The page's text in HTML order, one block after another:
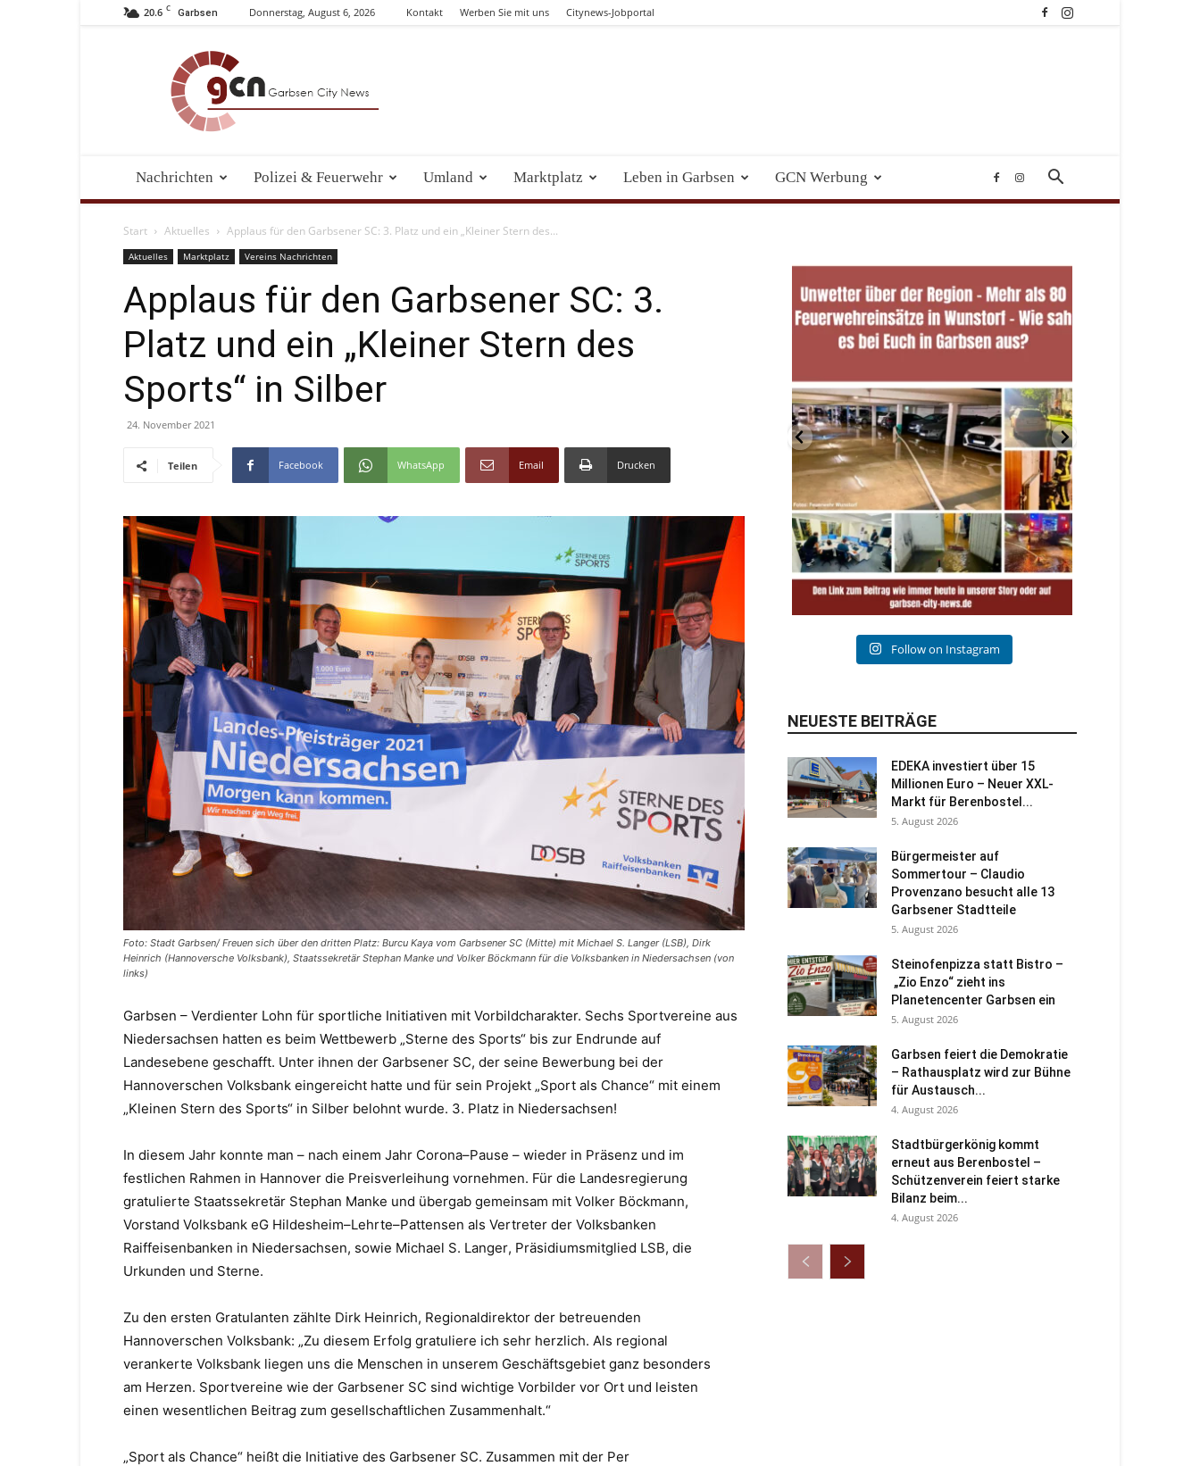
20.6 C Garbsen Donnerstag, August 6, 2026 Kontakt Werben Sie mit uns Citynews-Jobportal
News
Nachrichten Polizei & Feuerwehr Umland Marktplatz Leben in Garbsen GCN Werbung
Start Aktuelles Applaus für den Garbsener SC: 3. Platz und ein „Kleiner Stern des...
Aktuelles Marktplatz Vereins Nachrichten
Applaus für den Garbsener SC: 3.
Platz und ein „Kleiner Stern des
Sports“ in Silber
24. November 2021
Teilen Facebook WhatsApp Email Drucken
Foto: Stadt Garbsen/ Freuen sich über den dritten Platz: Burcu Kaya vom Garbsener SC (Mitte) mit Michael S. Langer (LSB), Dirk
Heinrich (Hannoversche Volksbank), Staatssekretär Stephan Manke und Volker Böckmann für die Volksbanken in Niedersachsen (von
links)
Garbsen – Verdienter Lohn für sportliche Initiativen mit Vorbildcharakter. Sechs Sportvereine aus
Niedersachsen hatten es beim Wettbewerb „Sterne des Sports“ bis zur Endrunde auf
Landesebene geschafft. Unter ihnen der Garbsener SC, der seine Bewerbung bei der
Hannoverschen Volksbank eingereicht hatte und für sein Projekt „Sport als Chance“ mit einem
„Kleinen Stern des Sports“ in Silber belohnt wurde. 3. Platz in Niedersachsen!
In diesem Jahr konnte man – nach einem Jahr Corona–Pause – wieder in Präsenz und im
festlichen Rahmen in Hannover die Preisverleihung vornehmen. Für die Landesregierung
gratulierte Staatssekretär Stephan Manke und übergab gemeinsam mit Volker Böckmann,
Vorstand Volksbank eG Hildesheim–Lehrte–Pattensen als Vertreter der Volksbanken
Raiffeisenbanken in Niedersachsen, sowie Michael S. Langer, Präsidiumsmitglied LSB, die
Urkunden und Sterne.
Zu den ersten Gratulanten zählte Dirk Heinrich, Regionaldirektor der betreuenden
Hannoverschen Volksbank: „Zu diesem Erfolg gratuliere ich sehr herzlich. Als regional
verankerte Volksbank liegen uns die Menschen in unserem Geschäftsgebiet ganz besonders
am Herzen. Sportvereine wie der Garbsener SC sind wichtige Vorbilder vor Ort und leisten
einen wesentlichen Beitrag zum gesellschaftlichen Zusammenhalt.“
„Sport als Chance“ heißt die Initiative des Garbsener SC. Zusammen mit der Per
Follow on Instagram
NEUESTE BEITRÄGE
EDEKA investiert über 15
Millionen Euro – Neuer XXL-
Markt für Berenbostel...
5. August 2026
Bürgermeister auf
Sommertour – Claudio
Provenzano besucht alle 13
Garbsener Stadtteile
5. August 2026
Steinofenpizza statt Bistro –
„Zio Enzo“ zieht ins
Planetencenter Garbsen ein
5. August 2026
Garbsen feiert die Demokratie
– Rathausplatz wird zur Bühne
für Austausch...
4. August 2026
Stadtbürgerkönig kommt
erneut aus Berenbostel –
Schützenverein feiert starke
Bilanz beim...
4. August 2026